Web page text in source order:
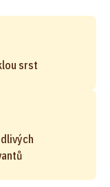
srst